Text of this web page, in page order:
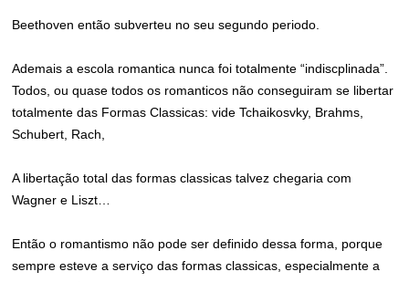
Beethoven então subverteu no seu segundo periodo.
Ademais a escola romantica nunca foi totalmente “indiscplinada”.
Todos, ou quase todos os romanticos não conseguiram se libertar
totalmente das Formas Classicas: vide Tchaikosvky, Brahms,
Schubert, Rach,
A libertação total das formas classicas talvez chegaria com
Wagner e Liszt…
Então o romantismo não pode ser definido dessa forma, porque
sempre esteve a serviço das formas classicas, especialmente a